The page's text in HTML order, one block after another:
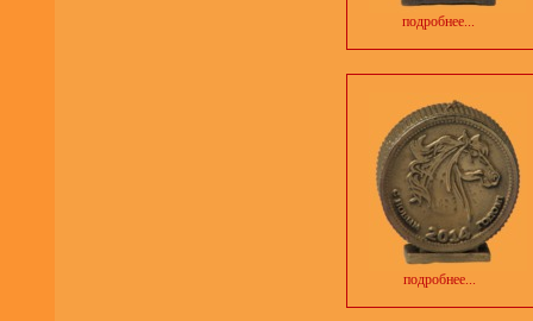
подробнее...
подробнее...